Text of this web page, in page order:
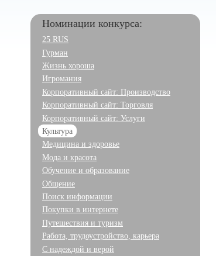
Номинации конкурса:
25 RUS
Гурман
Жизнь хороша
Игромания
Корпоративный сайт: Производство
Корпоративный сайт: Торговля
Корпоративный сайт: Услуги
Культура
Медицина и здоровье
Мода и красота
Обучение и образование
Общение
Поиск информации
Покупки в интернете
Путешествия и туризм
Работа, трудоустройство, карьера
С надеждой и верой